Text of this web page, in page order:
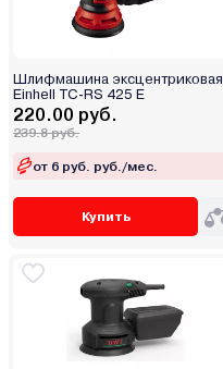
Шлифмашина эксцентриковая
Einhell TC-RS 425 E
220.00 руб.
239.8 руб.
от 6 руб. руб./мес.
Купить